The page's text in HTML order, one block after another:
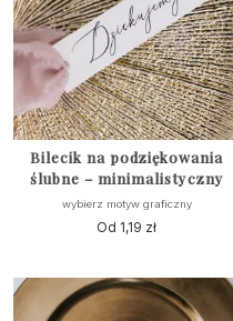
Bilecik na podziękowania
ślubne – minimalistyczny
wybierz motyw graficzny
Od 1,19 zł